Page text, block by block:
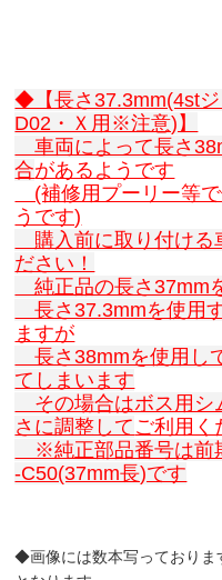
◆【長さ37.3mm(4st
D02・Ｘ用※注意)】
車両によって長さ
合があるようです
(補修用プーリー等
うです)
購入前に取り付ける
ださい！
純正品の長さ37mm
長さ37.3mmを使用
ますが
長さ38mmを使用し
てしまいます
その場合はボス用シ
さに調整して ご利用く
※純正部品番号は前
-C50(37mm長)です
◆画像には数本写っておりま